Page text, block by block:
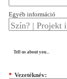
Egyéb információ
Tell us about you...
* Vezetéknév: